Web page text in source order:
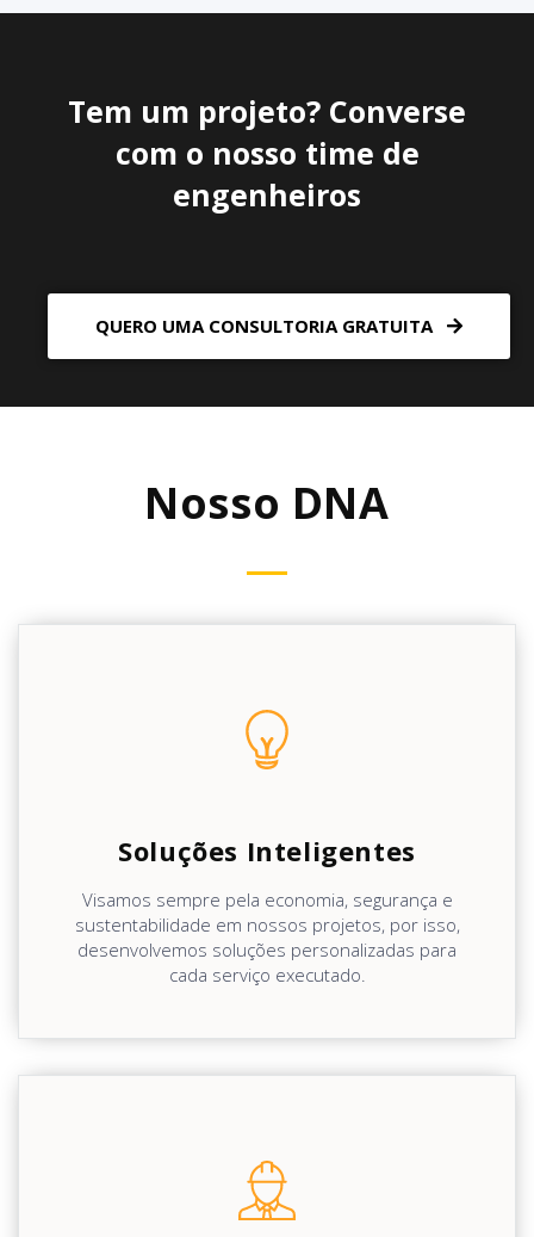
Tem um projeto? Converse
com o nosso time de
engenheiros
QUERO UMA CONSULTORIA GRATUITA
Nosso DNA
Soluções Inteligentes
Visamos sempre pela economia, segurança e
sustentabilidade em nossos projetos, por isso,
desenvolvemos soluções personalizadas para
cada serviço executado.